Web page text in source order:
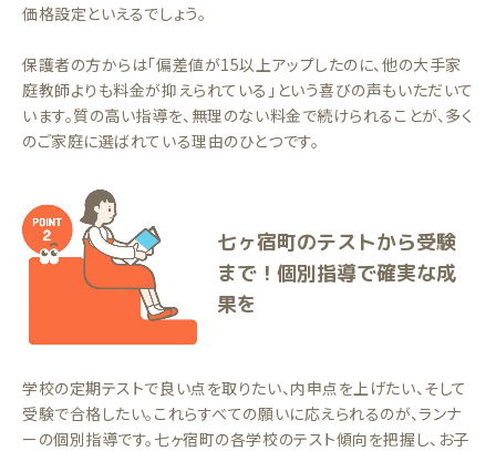
価格設定といえるでしょう。
保護者の方からは「偏差値が15以上アップしたのに、他の大手家
庭教師よりも料金が抑えられている」という喜びの声もいただいて
います。質の高い指導を、無理のない料金で続けられることが、多く
のご家庭に選ばれている理由のひとつです。
七ヶ宿町のテストから受験
まで！個別指導で確実な成
果を
学校の定期テストで良い点を取りたい、内申点を上げたい、そして
受験で合格したい。これらすべての願いに応えられるのが、ランナ
ーの個別指導です。七ヶ宿町の各学校のテスト傾向を把握し、お子